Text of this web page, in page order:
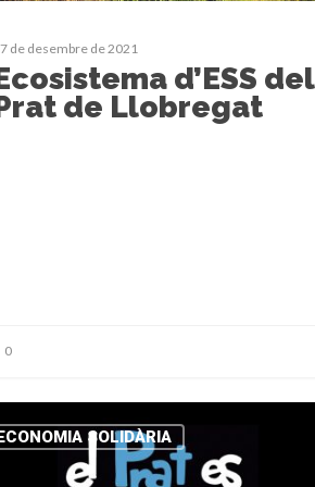
de desembre de 2021
d’ESS del
de Llobregat
0
SOLIDÀRIA